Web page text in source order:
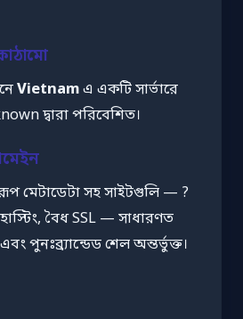
Vietnamএ একটি সার্ভারে
দ্বারা পরিবেশিত।
মেটাডেটা সহ সাইটগুলি — ?
বৈধ SSL — সাধারণত
পুনঃব্র্যান্ডেড শেল অন্তর্ভুক্ত।